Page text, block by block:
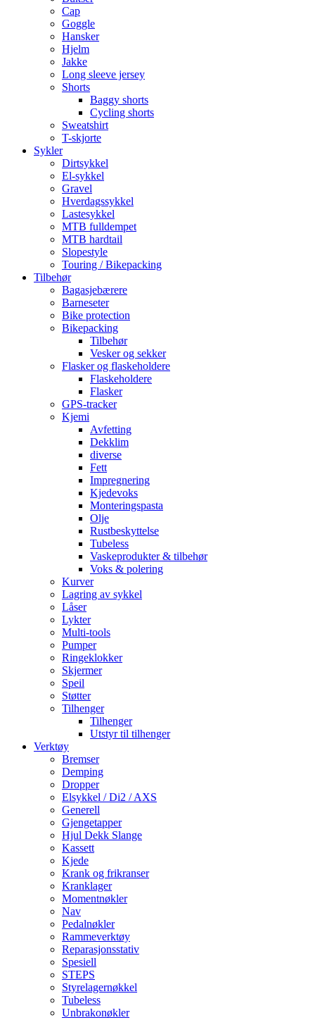
Cap
Goggle
Hansker
Hjelm
Jakke
Long sleeve jersey
Shorts
Baggy shorts
Cycling shorts
Sweatshirt
T-skjorte
Sykler
Dirtsykkel
El-sykkel
Gravel
Hverdagssykkel
Lastesykkel
MTB fulldempet
MTB hardtail
Slopestyle
Touring / Bikepacking
Tilbehør
Bagasjebærere
Barneseter
Bike protection
Bikepacking
Tilbehør
Vesker og sekker
Flasker og flaskeholdere
Flaskeholdere
Flasker
GPS-tracker
Kjemi
Avfetting
Dekklim
diverse
Fett
Impregnering
Kjedevoks
Monteringspasta
Olje
Rustbeskyttelse
Tubeless
Vaskeprodukter & tilbehør
Voks & polering
Kurver
Lagring av sykkel
Låser
Lykter
Multi-tools
Pumper
Ringeklokker
Skjermer
Speil
Støtter
Tilhenger
Tilhenger
Utstyr til tilhenger
Verktøy
Bremser
Demping
Dropper
Elsykkel / Di2 / AXS
Generell
Gjengetapper
Hjul Dekk Slange
Kassett
Kjede
Krank og frikranser
Kranklager
Momentnøkler
Nav
Pedalnøkler
Rammeverktøy
Reparasjonsstativ
Spesiell
STEPS
Styrelagernøkkel
Tubeless
Unbrakonøkler